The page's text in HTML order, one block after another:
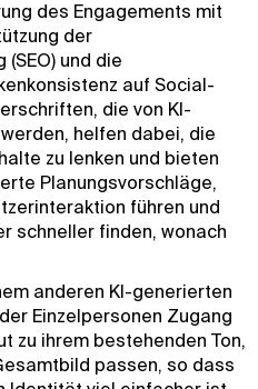
des Engagements mit
der
und die
auf Social-
die von KI-
helfen dabei, die
zu lenken und bieten
Planungsvorschläge,
führen und
schneller finden, wonach
anderen KI-generierten
Einzelpersonen Zugang
zu ihrem bestehenden Ton,
passen, so dass